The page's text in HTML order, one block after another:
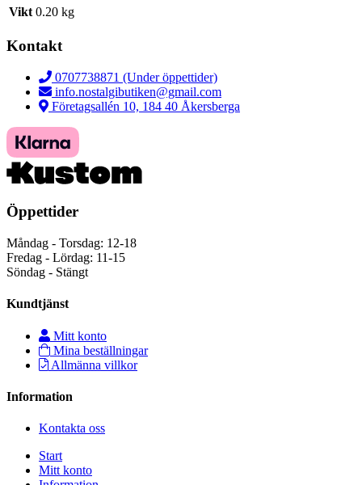
Vikt 0.20 kg
Kontakt
0707738871 (Under öppettider)
info.nostalgibutiken@gmail.com
Företagsallén 10, 184 40 Åkersberga
Öppettider
Måndag - Torsdag: 12-18
Fredag - Lördag: 11-15
Söndag - Stängt
Kundtjänst
Mitt konto
Mina beställningar
Allmänna villkor
Information
Kontakta oss
Start
Mitt konto